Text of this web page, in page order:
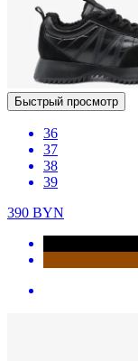
Быстрый просмотр
36
37
38
39
390 BYN